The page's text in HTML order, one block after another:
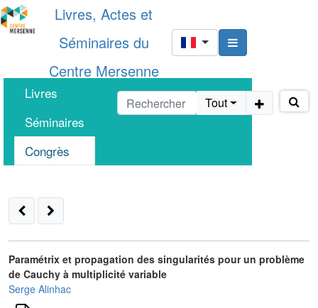
Livres, Actes et
Séminaires du
Centre Mersenne
Livres
Séminaires
Congrès
Tout
Paramétrix et propagation des singularités pour un problème
de Cauchy à multiplicité variable
Serge Alinhac